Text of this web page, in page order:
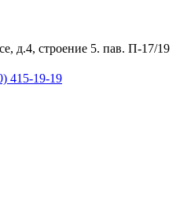
д.4, строение 5. пав. П-17/19
415-19-19